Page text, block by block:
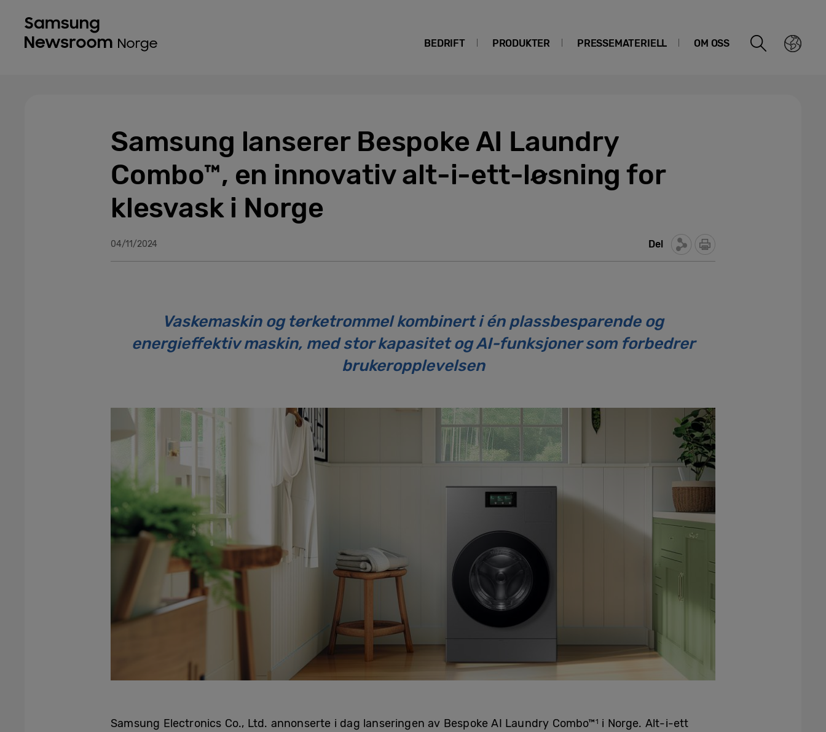
BEDRIFT PRODUKTER PRESSEMATERIELL OM OSS
Samsung lanserer Bespoke AI Laundry
Combo™, en innovativ alt-i-ett-løsning for
klesvask i Norge
04/11/2024 Del
Vaskemaskin og tørketrommel kombinert i én plassbesparende og
energieffektiv maskin, med stor kapasitet og AI-funksjoner som forbedrer
brukeropplevelsen
Samsung Electronics Co., Ltd. annonserte i dag lanseringen av Bespoke AI Laundry Combo™1 i Norge. Alt-i-ett